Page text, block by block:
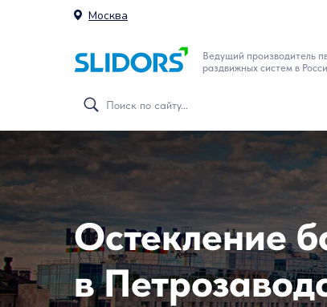
Москва
Ведущий производитель
раздвижных систем в
Остекление
в